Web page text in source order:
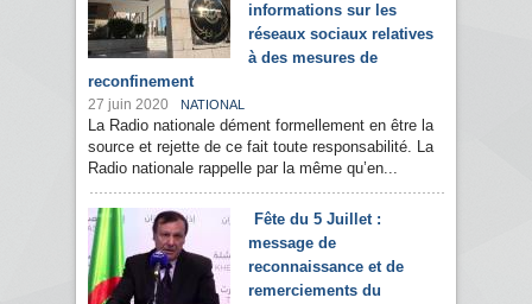
informations sur les
réseaux sociaux relatives
à des mesures de
reconfinement
27 juin 2020 NATIONAL
La Radio nationale dément formellement en être la
source et rejette de ce fait toute responsabilité. La
Radio nationale rappelle par la même qu’en...
Fête du 5 Juillet :
message de
reconnaissance et de
remerciements du